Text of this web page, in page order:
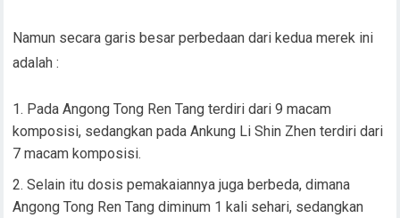
Namun secara garis besar perbedaan dari kedua merek ini
adalah :
Pada Angong Tong Ren Tang terdiri dari 9 macam
komposisi, sedangkan pada Ankung Li Shin Zhen terdiri dari
7 macam komposisi.
Selain itu dosis pemakaiannya juga berbeda, dimana
Angong Tong Ren Tang diminum 1 kali sehari, sedangkan